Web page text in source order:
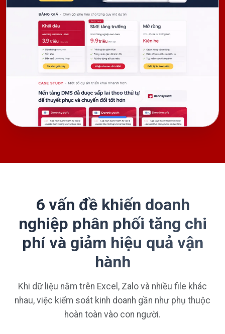
6 vấn đề khiến doanh
nghiệp phân phối tăng chi
phí và giảm hiệu quả vận
hành
Khi dữ liệu nằm trên Excel, Zalo và nhiều file khác
nhau, việc kiểm soát kinh doanh gần như phụ thuộc
hoàn toàn vào con người.